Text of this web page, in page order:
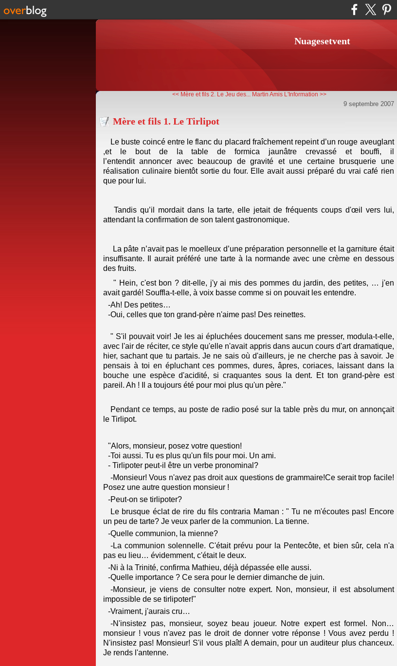
Nuagesetvent
<< Mère et fils 2. Le Jeu des... Martin Amis L'Information >>
9 septembre 2007
Mère et fils 1. Le Tirlipot
Le buste coincé entre le flanc du placard fraîchement repeint d’un rouge aveuglant
,et le bout de la table de formica jaunâtre crevassé et bouffi, il
l’entendit annoncer avec beaucoup de gravité et une certaine brusquerie une
réalisation culinaire bientôt sortie du four. Elle avait aussi préparé du vrai café rien
que pour lui.
Tandis qu’il mordait dans la tarte, elle jetait de fréquents coups d'œil vers lui,
attendant la confirmation de son talent gastronomique.
La pâte n’avait pas le moelleux d’une préparation personnelle et la garniture était
insuffisante. Il aurait préféré une tarte à la normande avec une crème en dessous
des fruits.
" Hein, c'est bon ? dit-elle, j'y ai mis des pommes du jardin, des petites, … j'en
avait gardé! Souffla-t-elle, à voix basse comme si on pouvait les entendre.
-Ah! Des petites…
-Oui, celles que ton grand-père n'aime pas! Des reinettes.
" S'il pouvait voir! Je les ai épluchées doucement sans me presser, modula-t-elle,
avec l'air de réciter, ce style qu'elle n'avait appris dans aucun cours d'art dramatique,
hier, sachant que tu partais. Je ne sais où d'ailleurs, je ne cherche pas à savoir. Je
pensais à toi en épluchant ces pommes, dures, âpres, coriaces, laissant dans la
bouche une espèce d'acidité, si craquantes sous la dent. Et ton grand-père est
pareil. Ah ! Il a toujours été pour moi plus qu'un père."
Pendant ce temps, au poste de radio posé sur la table près du mur, on annonçait
le Tirlipot.
"Alors, monsieur, posez votre question!
-Toi aussi. Tu es plus qu'un fils pour moi. Un ami.
- Tirlipoter peut-il être un verbe pronominal?
-Monsieur! Vous n'avez pas droit aux questions de grammaire!Ce serait trop facile!
Posez une autre question monsieur !
-Peut-on se tirlipoter?
Le brusque éclat de rire du fils contraria Maman : " Tu ne m'écoutes pas! Encore
un peu de tarte? Je veux parler de la communion. La tienne.
-Quelle communion, la mienne?
-La communion solennelle. C'était prévu pour la Pentecôte, et bien sûr, cela n'a
pas eu lieu… évidemment, c'était le deux.
-Ni à la Trinité, confirma Mathieu, déjà dépassée elle aussi.
-Quelle importance ? Ce sera pour le dernier dimanche de juin.
-Monsieur, je viens de consulter notre expert. Non, monsieur, il est absolument
impossible de se tirlipoter!"
-Vraiment, j'aurais cru…
-N'insistez pas, monsieur, soyez beau joueur. Notre expert est formel. Non…
monsieur ! vous n'avez pas le droit de donner votre réponse ! Vous avez perdu !
N'insistez pas! Monsieur! S'il vous plaît! A demain, pour un auditeur plus chanceux.
Je rends l'antenne.